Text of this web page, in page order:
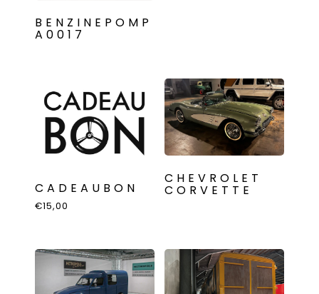
BENZINEPOMP
A0017
CADEAUBON
€15,00
CHEVROLET
CORVETTE